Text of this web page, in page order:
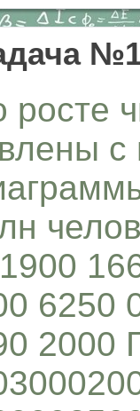
6250
2000